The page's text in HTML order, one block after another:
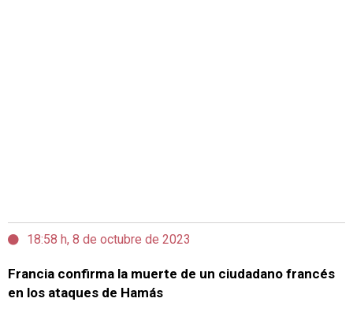
18:58 h, 8 de octubre de 2023
Francia confirma la muerte de un ciudadano francés
en los ataques de Hamás